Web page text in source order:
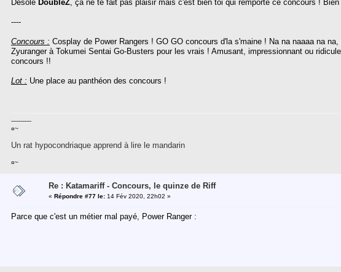
Désolé DoubleZ, ça ne te fait pas plaisir mais c'est bien toi qui remporte ce concours ! Bien
----
Concours : Cosplay de Power Rangers ! GO GO concours d'la s'maine ! Na na naaaa na
Zyuranger à Tokumei Sentai Go-Busters pour les vrais ! Amusant, impressionnant ou
concours !!
Lot : Une place au panthéon des concours !
-----------
¤~
Un rat hypocondriaque apprend à lire le mandarin
¤~
Re : Katamariff - Concours, le quinze de Riff
« Répondre #77 le: 14 Fév 2020, 22h02 »
Parce que c'est un métier mal payé, Power Ranger :